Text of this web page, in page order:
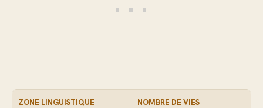
ZONE LINGUISTIQUE NOMBRE DE VIES